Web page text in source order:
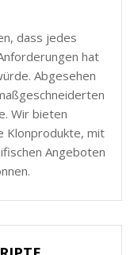
dass jedes
hat
Abgesehen
Wir bieten
Klonprodukte, mit
Angeboten